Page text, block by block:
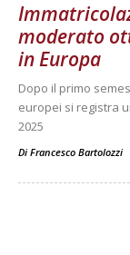
moderato
in Europa
Dopo il primo
europei si registra
2025
Di Francesco Bartolozzi